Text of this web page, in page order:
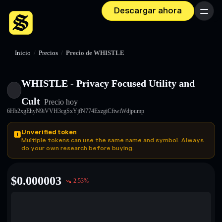
Descargar ahora Menú
Inicio / Precios / Precio de WHISTLE
WHISTLE - Privacy Focused Utility and
Cult Precio hoy
6Hb2xgEhyN9iVVH3cgSxYjfN774ExzgiCftwiWdjpump
Unverified token
Multiple tokens can use the same name and symbol. Always
do your own research before buying.
$0.000003 2.53%